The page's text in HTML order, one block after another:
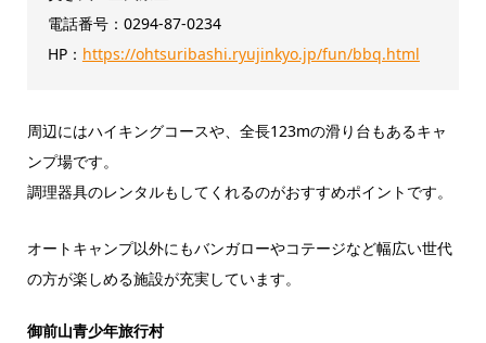
電話番号：0294-87-0234
HP： https://ohtsuribashi.ryujinkyo.jp/fun/bbq.html
周辺にはハイキングコースや、全長123mの滑り台もあるキャ
ンプ場です。
調理器具のレンタルもしてくれるのがおすすめポイントです。
オートキャンプ以外にもバンガローやコテージなど幅広い世代
の方が楽しめる施設が充実しています。
御前山青少年旅行村